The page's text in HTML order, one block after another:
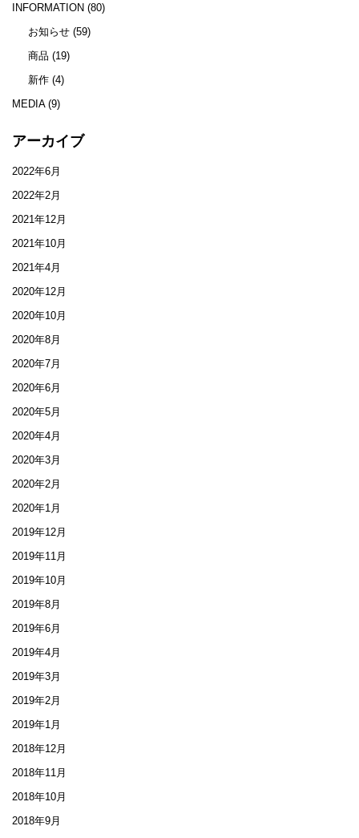
INFORMATION (80)
お知らせ(59)
商品 (19)
新作(4)
MEDIA(9)
アーカイブ
2022年6月
2022年2月
2021年12月
2021年10月
2021年4月
2020年12月
2020年10月
2020年8月
2020年7月
2020年6月
2020年5月
2020年4月
2020年3月
2020年2月
2020年1月
2019年12月
2019年11月
2019年10月
2019年8月
2019年6月
2019年4月
2019年3月
2019年2月
2019年1月
2018年12月
2018年11月
2018年10月
2018年9月